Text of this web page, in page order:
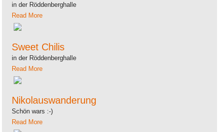
in der Röddenberghalle
Read More
Sweet Chilis
in der Röddenberghalle
Read More
Nikolauswanderung
Schön wars :-)
Read More